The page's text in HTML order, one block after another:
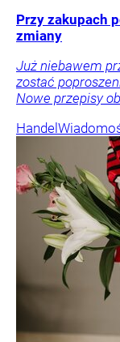
Przy zakupach
zmiany
Już niebawem
zostać
Nowe przepisy
Handel